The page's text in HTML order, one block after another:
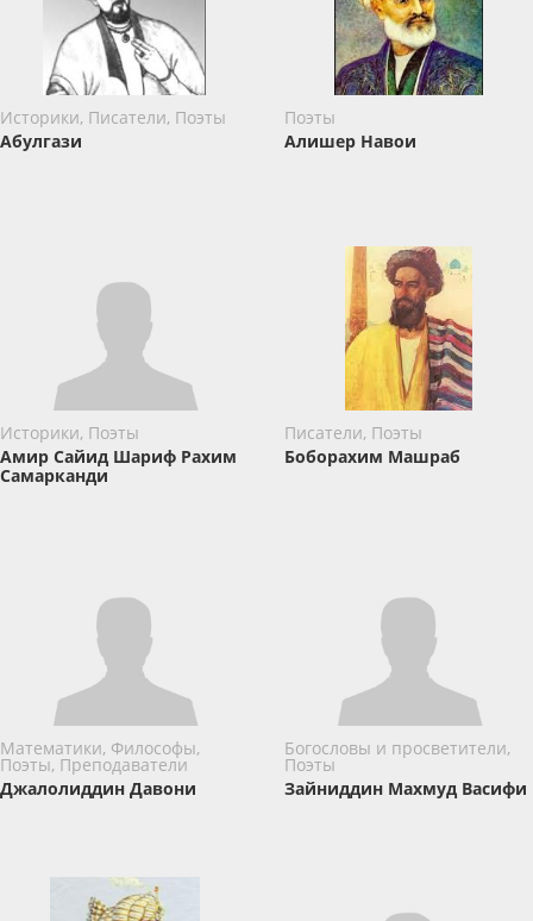
Историки, Писатели, Поэты
Абулгази
Поэты
Алишер Навои
Историки, Поэты
Амир Сайид Шариф Рахим
Самарканди
Писатели, Поэты
Боборахим Машраб
Математики, Философы,
Поэты, Преподаватели
Джалолиддин Давони
Богословы и просветители,
Поэты
Зайниддин Махмуд Васифи